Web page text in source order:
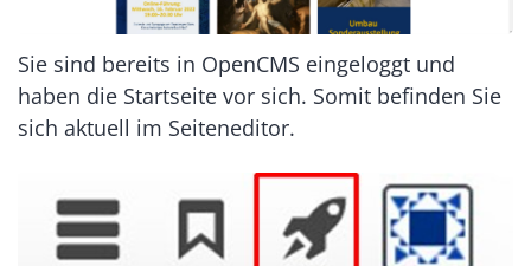
Sie sind bereits in OpenCMS eingeloggt und
haben die Startseite vor sich. Somit befinden Sie
sich aktuell im Seiteneditor.